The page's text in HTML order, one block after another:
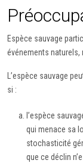
Espèce sauvage
événements naturels,
L’espèce sauvage
si :
l’espèce
qui menace sa
stochasticité
que ce déclin